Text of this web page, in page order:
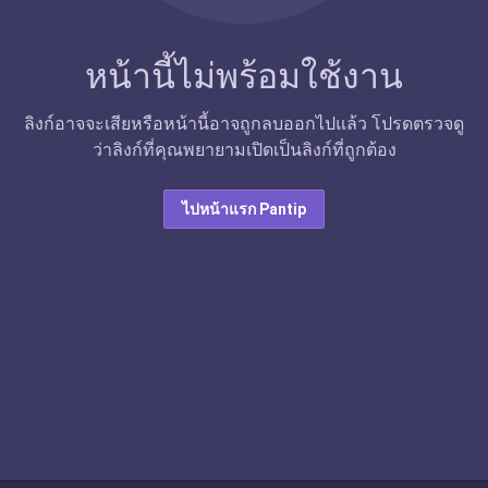
หน้านี้ไม่พร้อมใช้งาน
ลิงก์อาจจะเสียหรือหน้านี้อาจถูกลบออกไปแล้ว โปรดตรวจดู
ว่าลิงก์ที่คุณพยายามเปิดเป็นลิงก์ที่ถูกต้อง
ไปหน้าแรก Pantip